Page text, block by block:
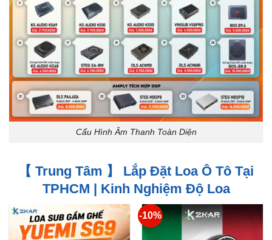
Cấu Hình Âm Thanh Toàn Diện
【 Trung Tâm 】 Lắp Đặt Loa Ô Tô Tại
TPHCM | Kinh Nghiệm Độ Loa
-10%